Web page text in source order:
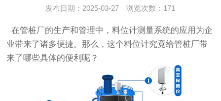
发布日期：2025-03-27 浏览次数：171
在管桩厂的生产和管理中，料位计测量系统的应用为企
业带来了诸多便捷。那么，这个料位计究竟给管桩厂带
来了哪些具体的便利呢？